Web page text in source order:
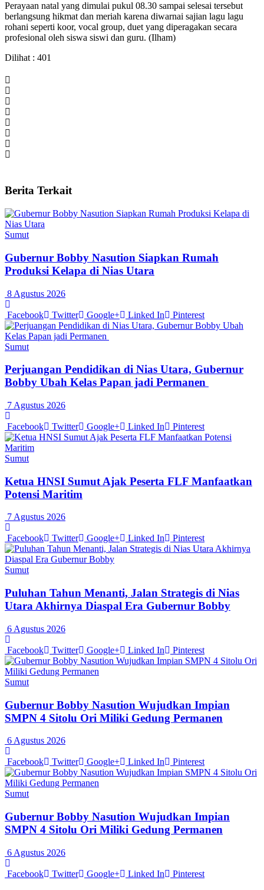
Perayaan natal yang dimulai pukul 08.30 sampai selesai tersebut
berlangsung hikmat dan meriah karena diwarnai sajian lagu lagu
rohani seperti koor, vocal group, duet yang diperagakan secara
profesional oleh siswa siswi dan guru. (Ilham)
Dilihat : 401
Berita Terkait
Sumut
Gubernur Bobby Nasution Siapkan Rumah
Produksi Kelapa di Nias Utara
8 Agustus 2026
Facebook Twitter Google+ Linked In Pinterest
Sumut
Perjuangan Pendidikan di Nias Utara, Gubernur
Bobby Ubah Kelas Papan jadi Permanen
7 Agustus 2026
Facebook Twitter Google+ Linked In Pinterest
Sumut
Ketua HNSI Sumut Ajak Peserta FLF Manfaatkan
Potensi Maritim
7 Agustus 2026
Facebook Twitter Google+ Linked In Pinterest
Sumut
Puluhan Tahun Menanti, Jalan Strategis di Nias
Utara Akhirnya Diaspal Era Gubernur Bobby
6 Agustus 2026
Facebook Twitter Google+ Linked In Pinterest
Sumut
Gubernur Bobby Nasution Wujudkan Impian
SMPN 4 Sitolu Ori Miliki Gedung Permanen
6 Agustus 2026
Facebook Twitter Google+ Linked In Pinterest
Sumut
Gubernur Bobby Nasution Wujudkan Impian
SMPN 4 Sitolu Ori Miliki Gedung Permanen
6 Agustus 2026
Facebook Twitter Google+ Linked In Pinterest